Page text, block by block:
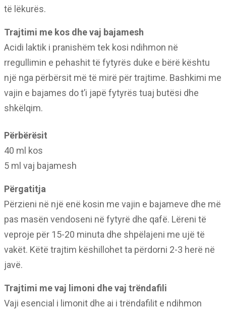
të lëkurës.
Trajtimi me kos dhe vaj bajamesh
Acidi laktik i pranishëm tek kosi ndihmon në
rregullimin e pehashit të fytyrës duke e bërë kështu
një nga përbërsit më të mirë për trajtime. Bashkimi me
vajin e bajames do t’i japë fytyrës tuaj butësi dhe
shkëlqim.
Përbërësit
40 ml kos
5 ml vaj bajamesh
Përgatitja
Përzieni në një enë kosin me vajin e bajameve dhe më
pas masën vendoseni në fytyrë dhe qafë. Lëreni të
veproje për 15-20 minuta dhe shpëlajeni me ujë të
vakët. Këtë trajtim këshillohet ta përdorni 2-3 herë në
javë.
Trajtimi me vaj limoni dhe vaj trëndafili
Vaji esencial i limonit dhe ai i trëndafilit e ndihmon